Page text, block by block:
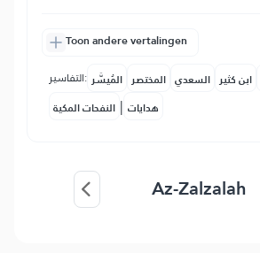
Toon andere vertalingen
التفاسير: المُيسَّر المختصر السعدي ابن كثير
النفحات المكية | هدايات
Az-Zalzalah